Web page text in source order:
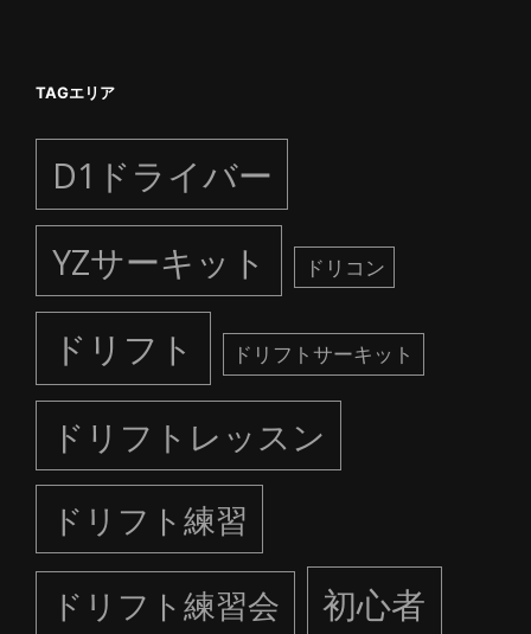
TAGエリア
D1ドライバー
YZサーキット
ドリコン
ドリフト ドリフトサーキット
ドリフトレッスン
ドリフト練習
ドリフト練習会
初心者